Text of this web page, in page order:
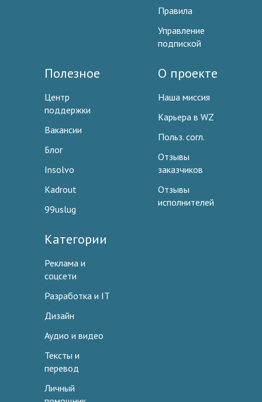
Правила
Управление
подпиской
Полезное
Центр
поддержки
Вакансии
Блог
Insolvo
Kadrout
99uslug
О проекте
Наша миссия
Карьера в WZ
Польз. согл.
Отзывы
заказчиков
Отзывы
исполнителей
Категории
Реклама и
соцсети
Разработка и IT
Дизайн
Аудио и видео
Тексты и
перевод
Личный